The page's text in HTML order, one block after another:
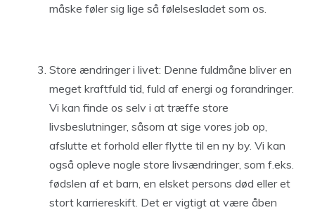
måske føler sig lige så følelsesladet som os.
Store ændringer i livet: Denne fuldmåne bliver en
meget kraftfuld tid, fuld af energi og forandringer.
Vi kan finde os selv i at træffe store
livsbeslutninger, såsom at sige vores job op,
afslutte et forhold eller flytte til en ny by. Vi kan
også opleve nogle store livsændringer, som f.eks.
fødslen af et barn, en elsket persons død eller et
stort karriereskift. Det er vigtigt at være åben